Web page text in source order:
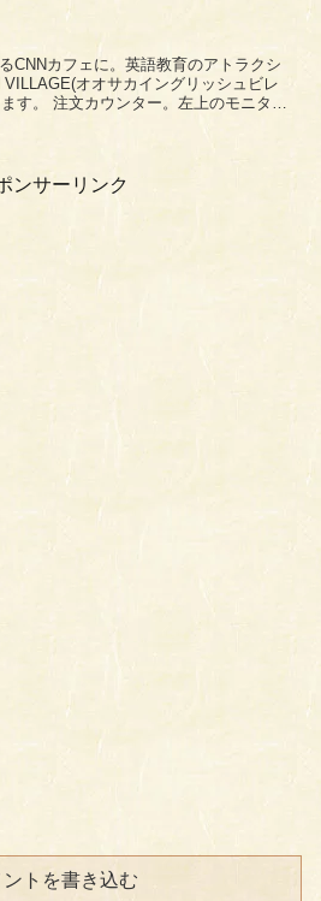
CNNカフェに。英語教育のアトラクシ
オオサカイングリッシュビレ
上のモニター
ンサーリンク
ントを書き込む